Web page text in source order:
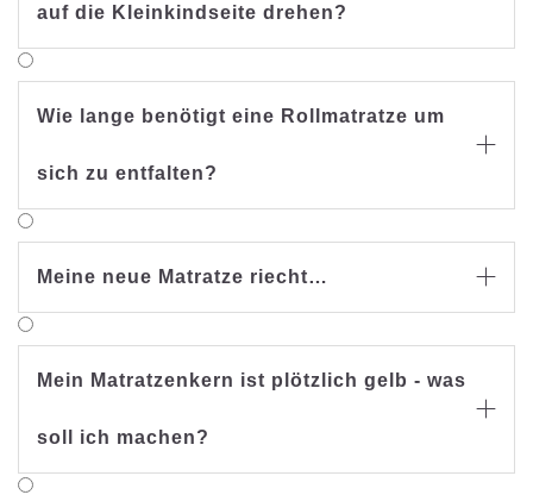
auf die Kleinkindseite drehen?
Wie lange benötigt eine Rollmatratze um
sich zu entfalten?

Meine neue Matratze riecht… 
Mein Matratzenkern ist plötzlich gelb - was
soll ich machen?
